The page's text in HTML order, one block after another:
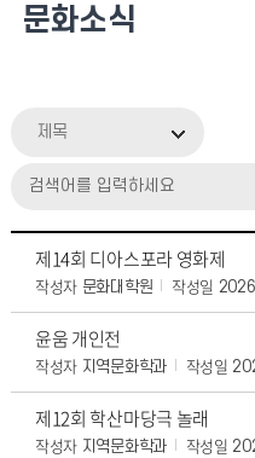
문화소식
제목
제14회 디아스포라 영화제
작성자 문화대학원 작성일
윤움 개인전
작성자 지역문화학과 작성일
제12회 학산마당극 놀래
작성자 지역문화학과 작성일